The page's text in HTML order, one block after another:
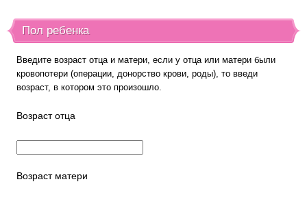
Пол ребенка
Введите возраст отца и матери, если у отца или матери были
кровопотери (операции, донорство крови, роды), то введи
возраст, в котором это произошло.
Возраст отца
Возраст матери